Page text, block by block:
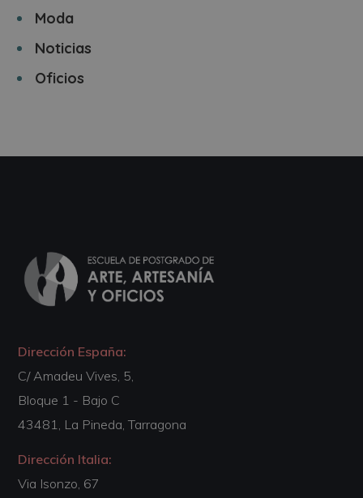
Moda
Noticias
Oficios
Dirección España:
C/ Amadeu Vives, 5,
Bloque 1 - Bajo C
43481, La Pineda, Tarragona
Dirección Italia:
Via Isonzo, 67